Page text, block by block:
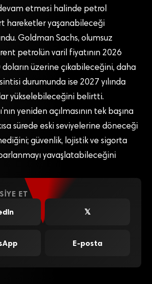
etmesi halinde petrol
hareketler yaşanabileceği
Goldman Sachs, olumsuz
petrolün varil fiyatının 2026
doların üzerine çıkabileceğini, daha
durumunda ise 2027 yılında
yükselebileceğini belirtti.
yeniden açılmasının tek başına
sürede eski seviyelerine döneceği
güvenlik, lojistik ve sigorta
yavaşlatabileceğini
ET
𝕏
E-posta